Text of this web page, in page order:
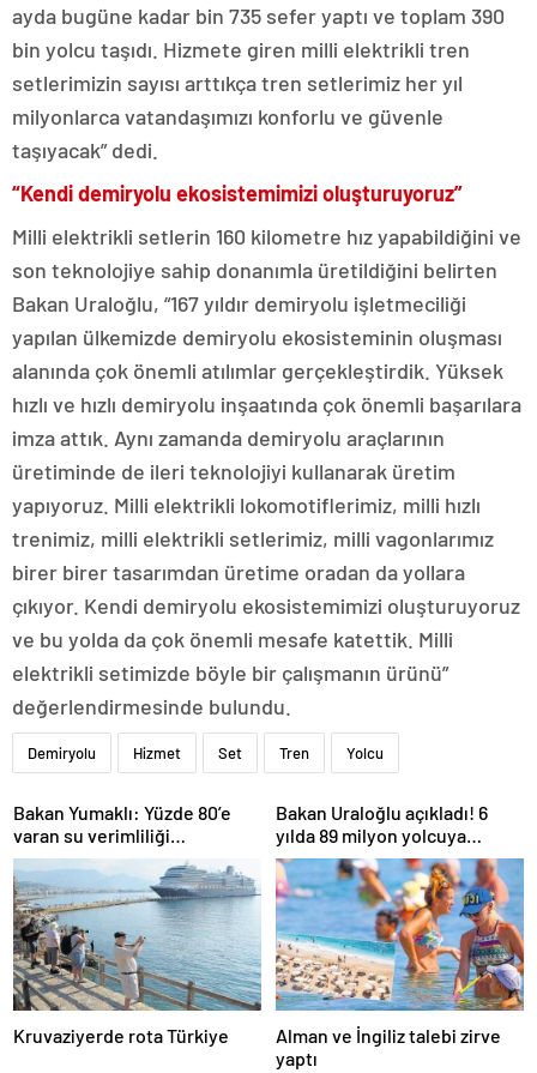
ayda bugüne kadar bin 735 sefer yaptı ve toplam 390
bin yolcu taşıdı. Hizmete giren milli elektrikli tren
setlerimizin sayısı arttıkça tren setlerimiz her yıl
milyonlarca vatandaşımızı konforlu ve güvenle
taşıyacak” dedi.
“Kendi demiryolu ekosistemimizi oluşturuyoruz”
Milli elektrikli setlerin 160 kilometre hız yapabildiğini ve
son teknolojiye sahip donanımla üretildiğini belirten
Bakan Uraloğlu, “167 yıldır demiryolu işletmeciliği
yapılan ülkemizde demiryolu ekosisteminin oluşması
alanında çok önemli atılımlar gerçekleştirdik. Yüksek
hızlı ve hızlı demiryolu inşaatında çok önemli başarılara
imza attık. Aynı zamanda demiryolu araçlarının
üretiminde de ileri teknolojiyi kullanarak üretim
yapıyoruz. Milli elektrikli lokomotiflerimiz, milli hızlı
trenimiz, milli elektrikli setlerimiz, milli vagonlarımız
birer birer tasarımdan üretime oradan da yollara
çıkıyor. Kendi demiryolu ekosistemimizi oluşturuyoruz
ve bu yolda da çok önemli mesafe katettik. Milli
elektrikli setimizde böyle bir çalışmanın ürünü”
değerlendirmesinde bulundu.
Demiryolu Hizmet Set Tren Yolcu
Bakan Yumaklı: Yüzde 80’e
varan su verimliliği
sağlayabiliriz
Bakan Uraloğlu açıkladı! 6
yılda 89 milyon yolcuya
hizmet verdi
Kruvaziyerde rota Türkiye
Alman ve İngiliz talebi zirve
yaptı